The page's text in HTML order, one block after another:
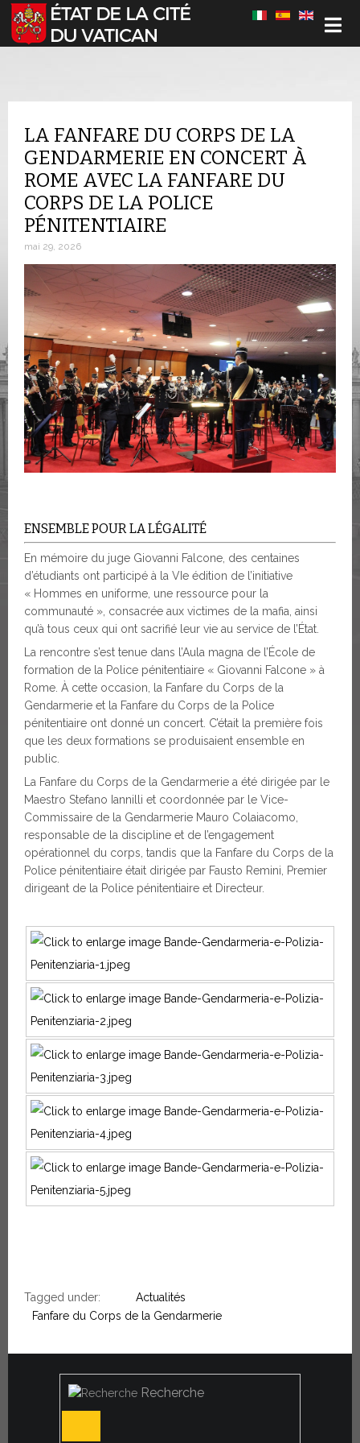
Sélectionnez votre langue
LA FANFARE DU CORPS DE LA
GENDARMERIE EN CONCERT À
ROME AVEC LA FANFARE DU
CORPS DE LA POLICE
PÉNITENTIAIRE
mai 29, 2026
ENSEMBLE POUR LA LÉGALITÉ
En mémoire du juge Giovanni Falcone, des centaines
d’étudiants ont participé à la VIe édition de l’initiative
« Hommes en uniforme, une ressource pour la
communauté », consacrée aux victimes de la mafia, ainsi
qu’à tous ceux qui ont sacrifié leur vie au service de l’État.
La rencontre s’est tenue dans l’Aula magna de l’École de
formation de la Police pénitentiaire « Giovanni Falcone » à
Rome. À cette occasion, la Fanfare du Corps de la
Gendarmerie et la Fanfare du Corps de la Police
pénitentiaire ont donné un concert. C’était la première fois
que les deux formations se produisaient ensemble en
public.
La Fanfare du Corps de la Gendarmerie a été dirigée par le
Maestro Stefano Iannilli et coordonnée par le Vice-
Commissaire de la Gendarmerie Mauro Colaiacomo,
responsable de la discipline et de l’engagement
opérationnel du corps, tandis que la Fanfare du Corps de la
Police pénitentiaire était dirigée par Fausto Remini, Premier
dirigeant de la Police pénitentiaire et Directeur.
Tagged under:
Actualités
Fanfare du Corps de la Gendarmerie
Recherche